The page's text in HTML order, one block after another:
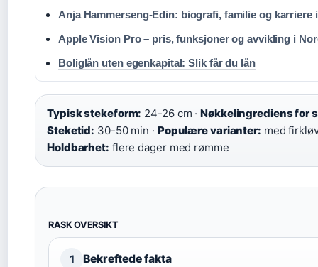
Anja Hammerseng-Edin: biografi, familie og karriere
Apple Vision Pro – pris, funksjoner og avvikling i
Boliglån uten egenkapital: Slik får du lån
Typisk stekeform: 24-26 cm ·Nøkkelingrediens for
Steketid: 30-50 min · Populære varianter: med
Holdbarhet: flere dager med rømme
RASK OVERSIKT
1 Bekreftede fakta